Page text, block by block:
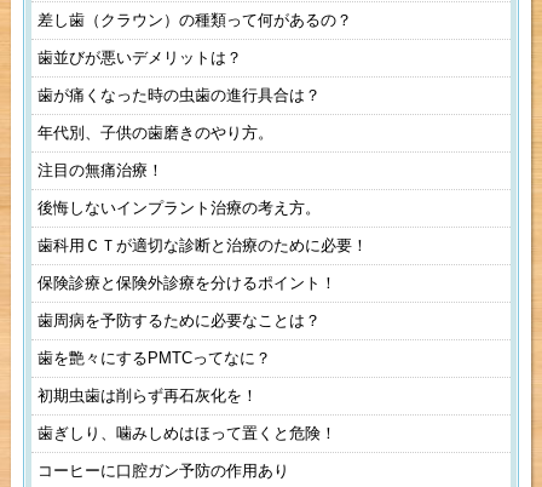
差し歯（クラウン）の種類って何があるの？
歯並びが悪いデメリットは？
歯が痛くなった時の虫歯の進行具合は？
年代別、子供の歯磨きのやり方。
注目の無痛治療！
後悔しないインプラント治療の考え方。
歯科用ＣＴが適切な診断と治療のために必要！
保険診療と保険外診療を分けるポイント！
歯周病を予防するために必要なことは？
歯を艶々にするPMTCってなに？
初期虫歯は削らず再石灰化を！
歯ぎしり、噛みしめはほって置くと危険！
コーヒーに口腔ガン予防の作用あり